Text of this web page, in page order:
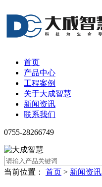
首页
产品中心
工程案例
关于大成智慧
新闻资讯
联系我们
0755-28266749
当前位置： 首页 > 新闻资讯